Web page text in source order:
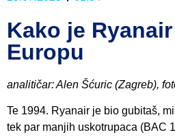
Kako je
Europu
analitičar: Alen Šćuric (Zagreb),
Te 1994. Ryanair je bio gubitaš,
tek par manjih uskotrupaca (BAC